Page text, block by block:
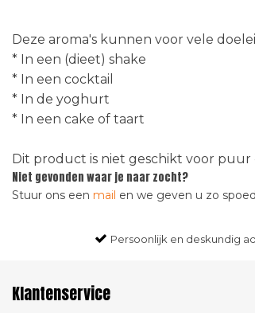
Deze aroma's kunnen voor vele
* In een (dieet) shake
* In een cocktail
* In de yoghurt
* In een cake of taart
Dit product is niet geschikt voor
Niet gevonden waar je naar zocht?
Stuur ons een mail en we geven u zo
Persoonlijk en deskundig
Klantenservice